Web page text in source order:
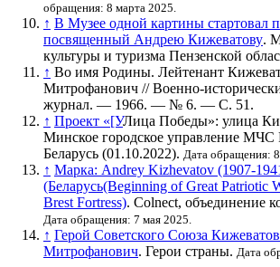
обращения: 8 марта 2025.
↑ В Музее одной картины стартовал
посвященный Андрею Кижеватову.
культуры и туризма Пензенской
↑ Во имя Родины. Лейтенант
Митрофанович // Военно-
журнал. — 1966. — № 6. — С. 51 .
↑ Проект «[УЛица Победы»: улица
Минское городское управление МЧС
Беларусь (01.10.2022). Дата обращения:
↑ Марка: Andrey Kizhevatov (1907-
(Беларусь(Beginning of Great Patriotic
Brest Fortress). Colnect, объединение
Дата обращения: 7 мая 2025.
↑ Герой Советского Союза
Митрофанович. Герои страны. Дата